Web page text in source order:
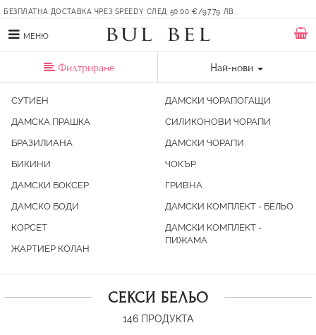
БЕЗПЛАТНА ДОСТАВКА ЧРЕЗ SPEEDY СЛЕД 50.00 €/97.79 ЛВ.
МЕНЮ
Филтриране Най-нови
СУТИЕН
ДАМСКА ПРАШКА
БРАЗИЛИАНА
БИКИНИ
ДАМСКИ БОКСЕР
ДАМСКО БОДИ
КОРСЕТ
ЖАРТИЕР КОЛАН
ДАМСКИ ЧОРАПОГАЩИ
СИЛИКОНОВИ ЧОРАПИ
ДАМСКИ ЧОРАПИ
ЧОКЪР
ГРИВНА
ДАМСКИ КОМПЛЕКТ - БЕЛЬО
ДАМСКИ КОМПЛЕКТ -
ПИЖАМА
СЕКСИ БЕЛЬО
146 ПРОДУКТА